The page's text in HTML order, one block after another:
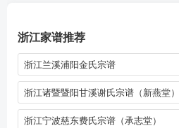
浙江家谱推荐
浙江兰溪浦阳金氏宗谱
浙江诸暨暨阳甘溪谢氏宗谱（新燕堂）
浙江宁波慈东费氏宗谱（承志堂）